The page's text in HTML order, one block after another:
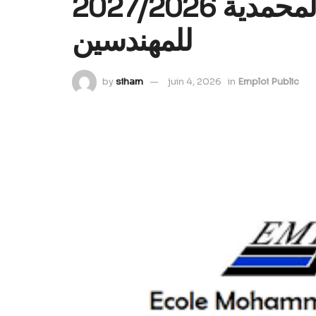
للمهندسين
bysiham juin 4, 2026 in Emploi Public